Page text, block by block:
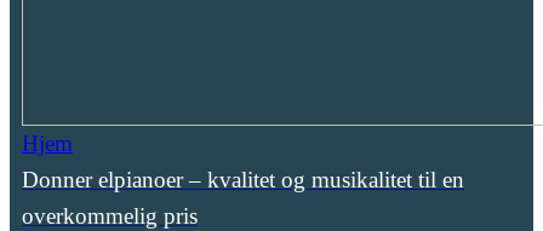
Hjem
Donner elpianoer – kvalitet og musikalitet til en
overkommelig pris